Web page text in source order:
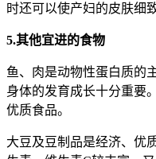
时还可以使产妇的皮肤细
5.其他宜进的食物
鱼、肉是动物性蛋白质的
身体的发育成长十分重要
优质食品。
大豆及豆制品是经济、优